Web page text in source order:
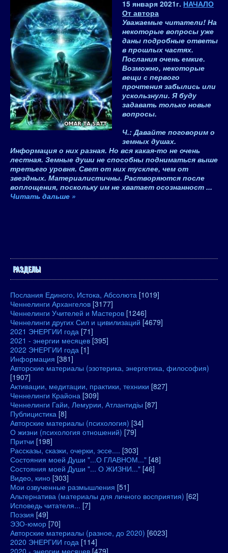
15 января 2021г. НАЧАЛО
От автора
Уважаемые читатели! На
некоторые вопросы уже
даны подробные ответы
в прошлых частях.
Послания очень емкие.
Возможно, некоторые
вещи с первого
прочтения забылись или
ускользнули. Я буду
задавать только новые
вопросы.
Ч.: Давайте поговорим о
земных душах.
Информация о них разная. Но вся какая-то не очень
лестная. Земные души не способны подниматься выше
третьего уровня. Свет от них тусклее, чем от
звездных. Материалистичны. Растворяются после
воплощения, поскольку им не хватает осознанност ...
Читать дальше »
РАЗДЕЛЫ
Послания Единого, Истока, Абсолюта [1019]
Ченнелинги Архангелов [3177]
Ченнелинги Учителей и Мастеров [1246]
Ченнелинги других Сил и цивилизаций [4679]
2021 ЭНЕРГИИ года [71]
2021 - энергии месяцев [395]
2022 ЭНЕРГИИ года [1]
Информация [381]
Авторские материалы (эзотерика, энергетика, философия)
[1907]
Активации, медитации, практики, техники [827]
Ченнелинги Крайона [309]
Ченнелинги Гайи, Лемурии, Атлантидіы [87]
Публицистика [8]
Авторские материалы (психология) [34]
О жизни (психология отношений) [79]
Притчи [198]
Рассказы, сказки, очерки, эссе.... [303]
Состояния моей Души "...О ГЛАВНОМ..." [48]
Состояния моей Души "... О ЖИЗНИ..." [46]
Видео, кино [303]
Мои озвученные размышления [51]
Альтернатива (материалы для личного восприятия) [62]
Исповедь читателя... [7]
Поэзия [49]
ЭЗО-юмор [70]
Авторские материалы (разное, до 2020) [6023]
2020 ЭНЕРГИИ года [114]
2020 - энергии месяцев [479]